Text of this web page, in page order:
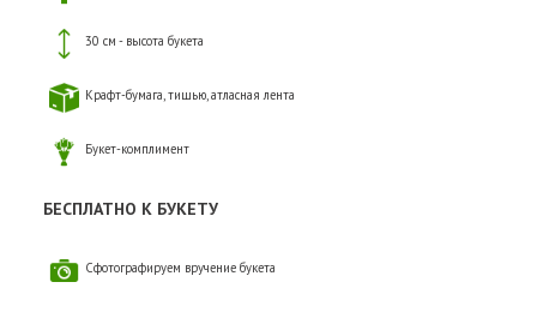
30 см - высота букета
Крафт-бумага, тишью, атласная лента
Букет-комплимент
БЕСПЛАТНО К БУКЕТУ
Сфотографируем вручение букета